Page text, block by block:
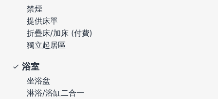
禁煙
提供床單
折疊床/加床 (付費)
獨立起居區
浴室
坐浴盆
淋浴/浴缸二合一